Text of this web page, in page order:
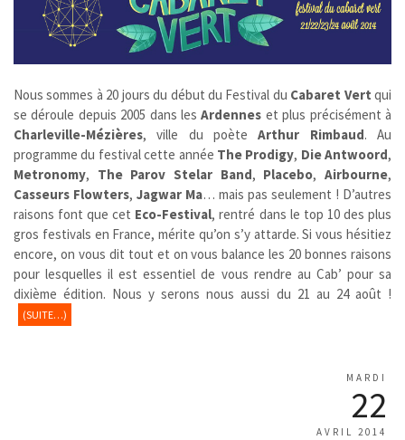
Nous sommes à 20 jours du début du Festival du Cabaret Vert qui
se déroule depuis 2005 dans lesArdennes et plus précisément à
Charleville-Mézières, ville du poèteArthur Rimbaud. Au
programme du festival cette année The Prodigy, Die Antwoord,
Metronomy, The Parov Stelar Band, Placebo,Airbourne,
Casseurs Flowters, Jagwar Ma… mais pas seulement ! D’autres
raisons font que cet Eco-Festival, rentré dans le top 10 des plus
gros festivals en France, mérite qu’on s’y attarde. Si vous hésitiez
encore, on vous dit tout et on vous balance les 20 bonnes raisons
pour lesquelles il est essentiel de vous rendre au Cab’ pour sa
dixième édition. Nous y serons nous aussi du 21 au 24 août !
(SUITE…)
MARDI
22
AVRIL 2014